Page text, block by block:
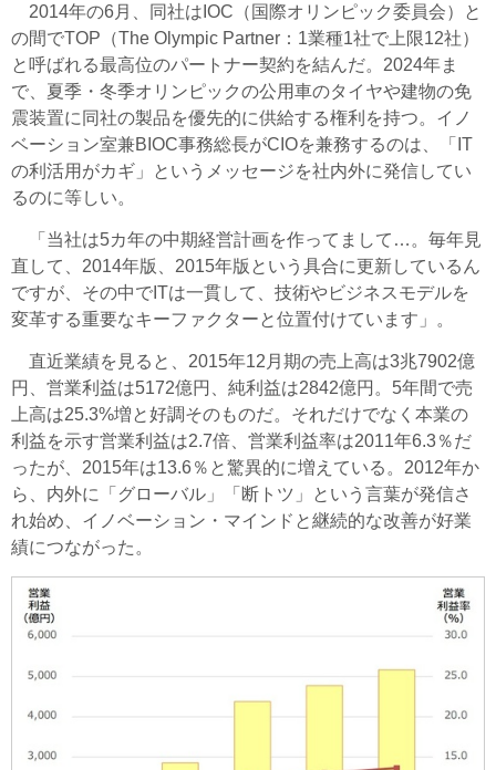
2014年の6月、同社はIOC（国際オリンピック委員会）と
の間でTOP（The Olympic Partner：1業種1社で上限12社）
と呼ばれる最高位のパートナー契約を結んだ。2024年ま
で、夏季・冬季オリンピックの公用車のタイヤや建物の免
震装置に同社の製品を優先的に供給する権利を持つ。イノ
ベーション室兼BIOC事務総長がCIOを兼務するのは、「IT
の利活用がカギ」というメッセージを社内外に発信してい
るのに等しい。
「当社は5カ年の中期経営計画を作ってまして…。毎年見
直して、2014年版、2015年版という具合に更新しているん
ですが、その中でITは一貫して、技術やビジネスモデルを
変革する重要なキーファクターと位置付けています」。
直近業績を見ると、2015年12月期の売上高は3兆7902億
円、営業利益は5172億円、純利益は2842億円。5年間で売
上高は25.3%増と好調そのものだ。それだけでなく本業の
利益を示す営業利益は2.7倍、営業利益率は2011年6.3％だ
ったが、2015年は13.6％と驚異的に増えている。2012年か
ら、内外に「グローバル」「断トツ」という言葉が発信さ
れ始め、イノベーション・マインドと継続的な改善が好業
績につながった。